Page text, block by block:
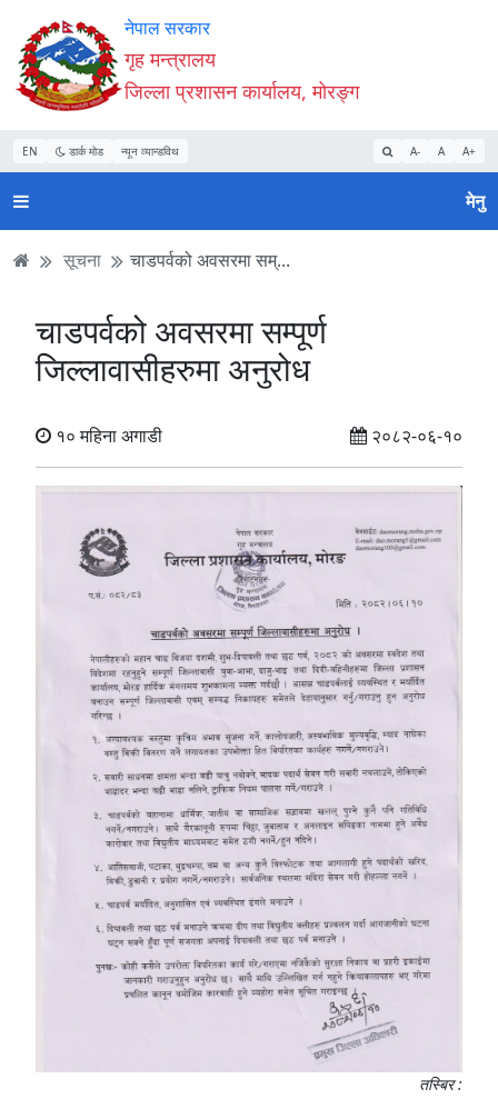
Accessibility
Mode
सुरु
गर्नुहोस्
सामाग्री
पढ्नुहाेस्
नेभिगेसन
पढ्नुहाेस्
वेबसाइट
खोजमा
जानुहोस्
नेपाल सरकार
गृह मन्त्रालय
जिल्ला प्रशासन कार्यालय, मोरङ्ग
EN डार्क मोड न्यून व्यान्डविथ A- A A+
मेनु
सूचना चाडपर्वको अवसरमा सम्...
चाडपर्वको अवसरमा सम्पूर्ण
जिल्लावासीहरुमा अनुरोध
१० महिना अगाडी २०८२-०६-१०
तस्बिर :